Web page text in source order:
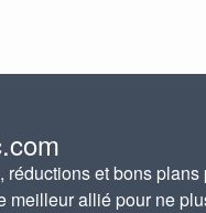
réductions et bons
meilleur allié pour ne